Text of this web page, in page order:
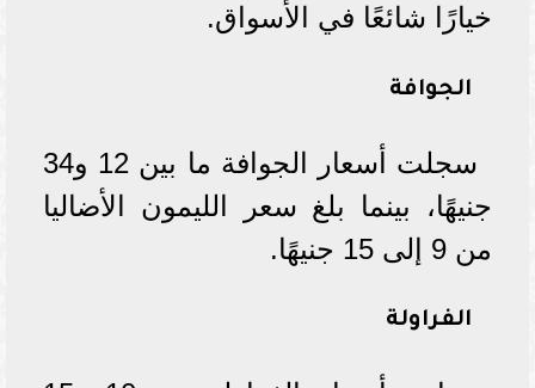
خيارًا شائعًا في الأسواق.
الجوافة
سجلت أسعار الجوافة ما بين 12 و34
جنيهًا، بينما بلغ سعر الليمون الأضاليا
من 9 إلى 15 جنيهًا.
الفراولة